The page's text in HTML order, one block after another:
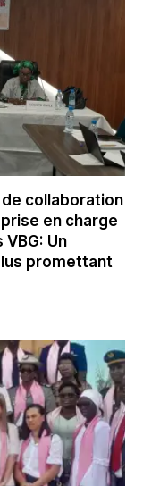
collaboration
en charge
Un
promettant